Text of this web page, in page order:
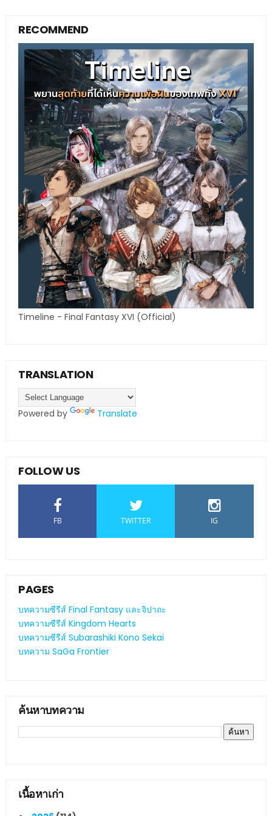
RECOMMEND
Timeline - Final Fantasy XVI (Official)
TRANSLATION
Powered by Translate
FOLLOW US
FB TWITTER IG
PAGES
บทความซีรีส์ Final Fantasy และจิปาถะ
บทความซีรีส์ Kingdom Hearts
บทความซีรีส์ Subarashiki Kono Sekai
บทความ SaGa Frontier
ค้นหาบทความ
เนื้อหาเก่า